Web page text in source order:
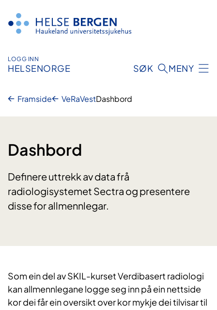
innhald
LOGG INN
HELSENORGE SØK MENY
Framside VeRaVestDashbord
Dashbord
Definere uttrekk av data frå
radiologisystemet Sectra og presentere
disse for allmennlegar.
Som ein del av SKIL-kurset Verdibasert radiologi
kan allmennlegane logge seg inn på ein nettside
kor dei får ein oversikt over kor mykje dei tilvisar til